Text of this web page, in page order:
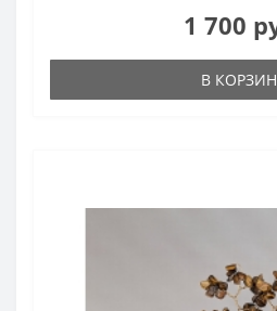
1 700
В